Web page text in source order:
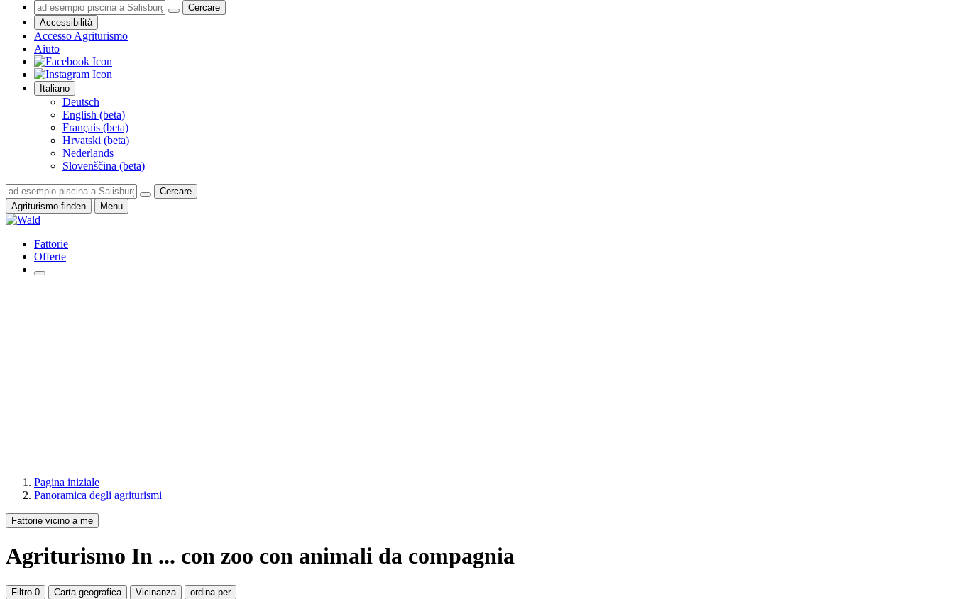
Cercare
Accessibilità
Accesso Agriturismo
Aiuto
Italiano
Deutsch
English (beta)
Français (beta)
Hrvatski (beta)
Nederlands
Slovenščina (beta)
Cercare
Agriturismo finden
Menu
Fattorie
Offerte
Pagina iniziale
Panoramica degli agriturismi
Fattorie vicino a me
Agriturismo In ... con zoo con animali da compagnia
Filtro 0 Carta geografica Vicinanza ordina per